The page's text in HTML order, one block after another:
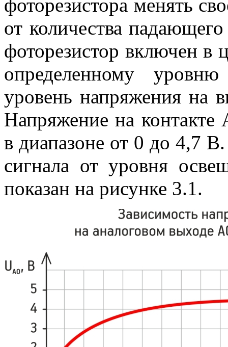
фоторезистора менять
от количества
фоторезистор включен в
определенному уровню
уровень напряжения на
Напряжение на
в диапазоне от 0 до 4,7
сигнала от уровня
показан на рисунке 3.1.